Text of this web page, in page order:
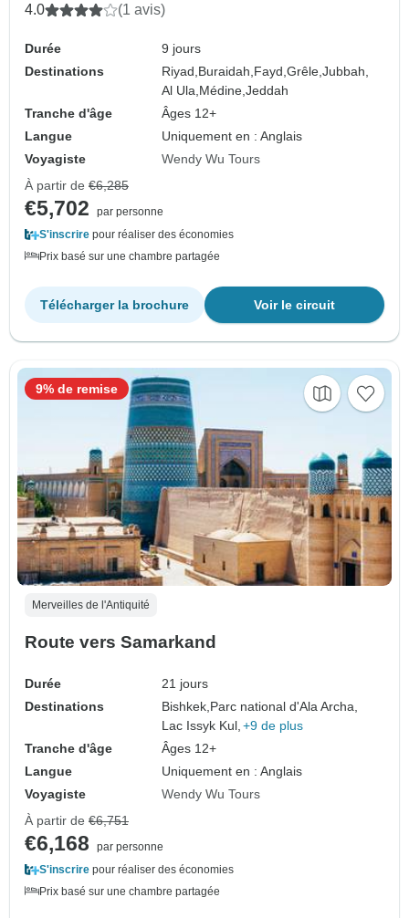
4.0 (1 avis)
Durée
9 jours
Destinations
Riyad, Buraidah, Fayd,Grêle,Jubbah,
Al Ula, Médine,Jeddah
Tranche d'âge
Âges 12+
Langue
Uniquement en : Anglais
Voyagiste
Wendy Wu Tours
À partir de €6,285
€5,702
par personne
S'inscrire pour réaliser des économies
Prix basé sur une chambre partagée
Voir le circuit
Télécharger la brochure
Merveilles de l'Antiquité
Route vers Samarkand
Durée
21 jours
Destinations
Bishkek, Parc national d'Ala Archa,
Lac Issyk Kul, +9 de plus
Tranche d'âge
Âges 12+
Langue
Uniquement en : Anglais
Voyagiste
Wendy Wu Tours
9% de remise
À partir de €6,751
€6,168
par personne
S'inscrire pour réaliser des économies
Prix basé sur une chambre partagée